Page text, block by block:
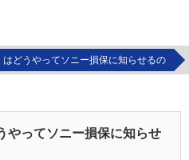
はどうやってソニー損保に知らせるの
やってソニー損保に知らせ